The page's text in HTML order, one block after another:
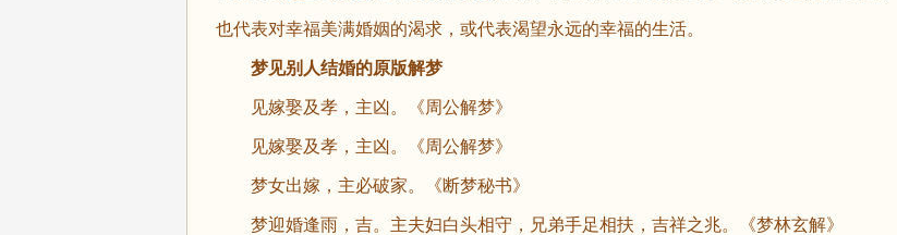
也代表对幸福美满婚姻的渴求，或代表渴望永远的幸福的生活。
梦见别人结婚的原版解梦
见嫁娶及孝，主凶。《周公解梦》
见嫁娶及孝，主凶。《周公解梦》
梦女出嫁，主必破家。《断梦秘书》
梦迎婚逢雨，吉。主夫妇白头相守，兄弟手足相扶，吉祥之兆。《梦林玄解》